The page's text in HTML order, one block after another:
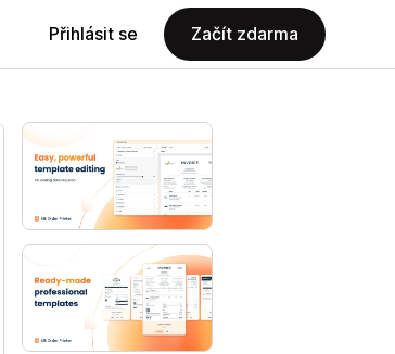
Přihlásit se Začít zdarma